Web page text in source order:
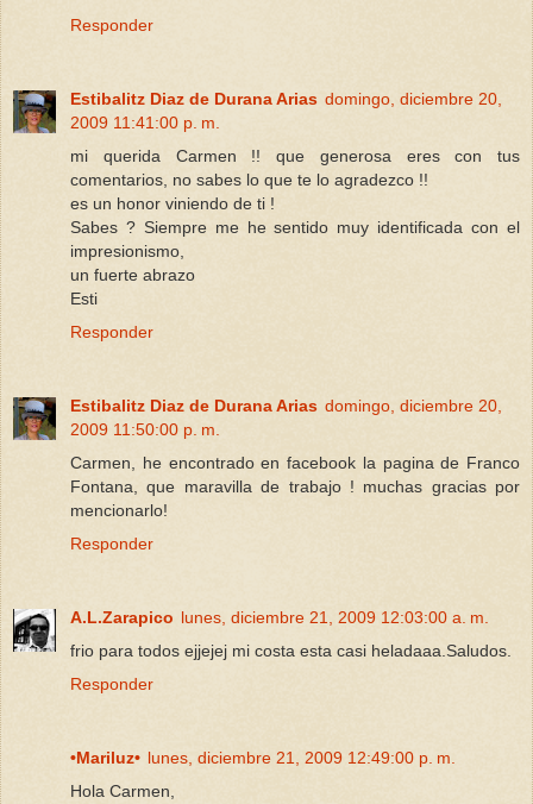
Responder
Estibalitz Diaz de Durana Arias domingo, diciembre 20,
2009 11:41:00 p. m.
mi querida Carmen !! que generosa eres con tus
comentarios, no sabes lo que te lo agradezco !!
es un honor viniendo de ti !
Sabes ? Siempre me he sentido muy identificada con el
impresionismo,
un fuerte abrazo
Esti
Responder
Estibalitz Diaz de Durana Arias domingo, diciembre 20,
2009 11:50:00 p. m.
Carmen, he encontrado en facebook la pagina de Franco
Fontana, que maravilla de trabajo ! muchas gracias por
mencionarlo!
Responder
A.L.Zarapico lunes, diciembre 21, 2009 12:03:00 a. m.
frio para todos ejjejej mi costa esta casi heladaaa.Saludos.
Responder
•Mariluz• lunes, diciembre 21, 2009 12:49:00 p. m.
Hola Carmen,